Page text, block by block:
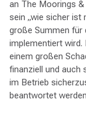
an The Moorings
sein „wie sicher ist
große Summen für
implementiert wird.
einem großen
finanziell und auch
im Betrieb
beantwortet